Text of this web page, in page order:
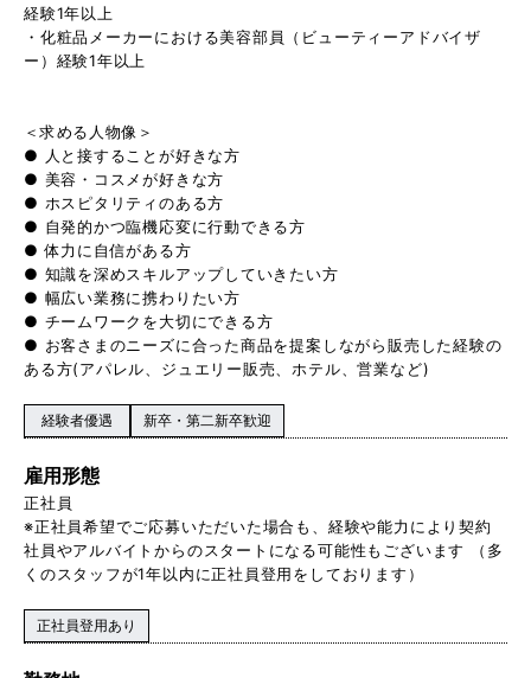
経験1年以上
・化粧品メーカーにおける美容部員（ビューティーアドバイザ
ー）経験1年以上
＜求める人物像＞
● 人と接することが好きな方
● 美容・コスメが好きな方
● ホスピタリティのある方
● 自発的かつ臨機応変に行動できる方
● 体力に自信がある方
● 知識を深めスキルアップしていきたい方
● 幅広い業務に携わりたい方
● チームワークを大切にできる方
● お客さまのニーズに合った商品を提案しながら販売した経験の
ある方(アパレル、ジュエリー販売、ホテル、営業など)
経験者優遇 新卒・第二新卒歓迎
雇用形態
正社員
※正社員希望でご応募いただいた場合も、経験や能力により契約
社員やアルバイトからのスタートになる可能性もございます （多
くのスタッフが1年以内に正社員登用をしております）
正社員登用あり